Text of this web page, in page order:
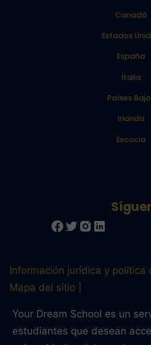
Canadá
Estados
España
Italia
Países
Irlanda
Escocia
Información jurídica y política
Mapa del sitio
Your Dream School es un
estudiantes que desean